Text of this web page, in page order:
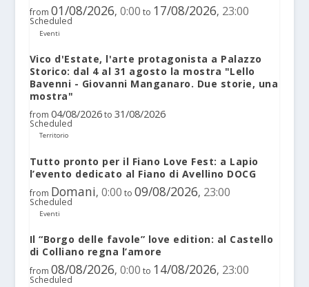
from 01/08/2026, 0:00 to 17/08/2026, 23:00
Scheduled
Eventi
Vico d'Estate, l'arte protagonista a Palazzo
Storico: dal 4 al 31 agosto la mostra "Lello
Bavenni - Giovanni Manganaro. Due storie, una
mostra"
from 04/08/2026 to 31/08/2026
Scheduled
Territorio
Tutto pronto per il Fiano Love Fest: a Lapio
l’evento dedicato al Fiano di Avellino DOCG
from Domani, 0:00 to 09/08/2026, 23:00
Scheduled
Eventi
Il “Borgo delle favole” love edition: al Castello
di Colliano regna l’amore
from 08/08/2026, 0:00 to 14/08/2026, 23:00
Scheduled